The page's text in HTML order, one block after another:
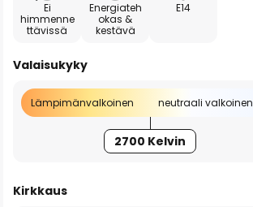
Ei
himmenne
ttävissä
Energiateh
okas &
kestävä
E14
Valaisukyky
Lämpimänvalkoinen neutraali valkoinen
2700 Kelvin
Kirkkaus